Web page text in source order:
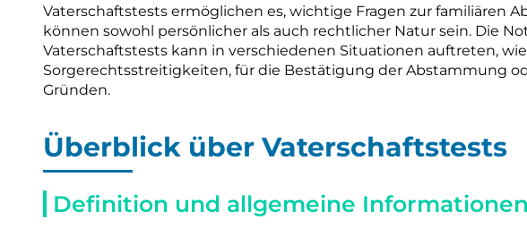
Vaterschaftstests ermöglichen es, wichtige Fragen zur familiären
können sowohl persönlicher als auch rechtlicher Natur sein. Die
Vaterschaftstests kann in verschiedenen Situationen auftreten,
Sorgerechtsstreitigkeiten, für die Bestätigung der Abstammung
Gründen.
Überblick über Vaterschaftstests
Definition und allgemeine Informationen